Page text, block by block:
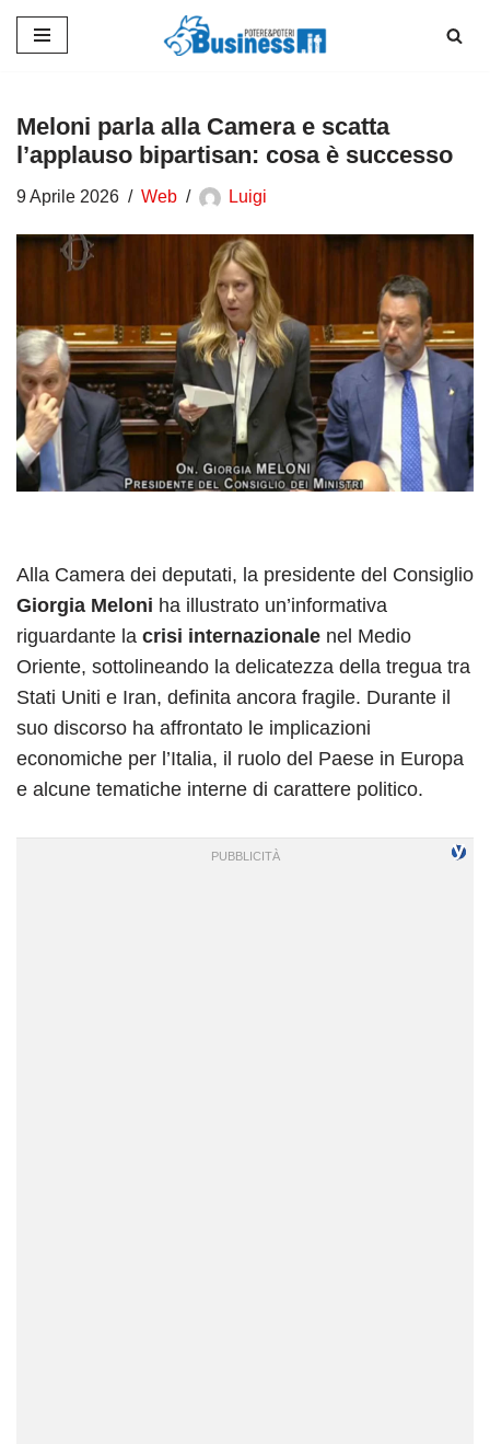
contenuto
Meloni parla alla Camera e scatta
l’applauso bipartisan: cosa è successo
9 Aprile 2026 Web Luigi
Alla Camera dei deputati, la presidente del Consiglio
Giorgia Meloni ha illustrato un’informativa
riguardante la crisi internazionale nel Medio
Oriente, sottolineando la delicatezza della tregua tra
Stati Uniti e Iran, definita ancora fragile. Durante il
suo discorso ha affrontato le implicazioni
economiche per l’Italia, il ruolo del Paese in Europa
e alcune tematiche interne di carattere politico.